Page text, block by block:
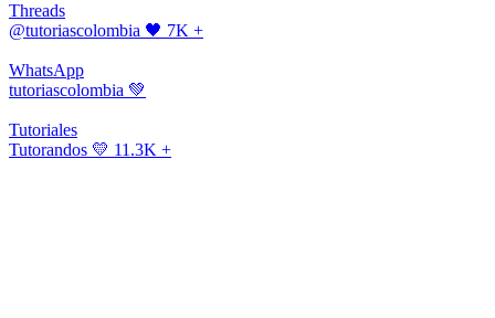
Threads
@tutoriascolombia 🖤 7K +
WhatsApp
tutoriascolombia 💚
Tutoriales
Tutorandos 💛 11.3K +